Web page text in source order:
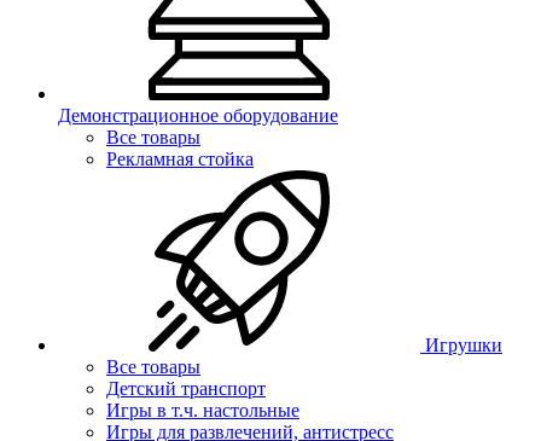
Демонстрационное оборудование
Все товары
Рекламная стойка
Игрушки
Все товары
Детский транспорт
Игры в т.ч. настольные
Игры для развлечений, антистресс